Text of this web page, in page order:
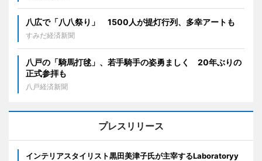
八広で「八八祭り」 1500人が提灯行列、多幸アートも
すみだ経済新聞
八戸の「騎馬打毬」、若手騎手の姿勇ましく 20年ぶりの
正式参拝も
八戸経済新聞
プレスリリース
インテリアスタイリスト黒田美津子氏が主宰するLaboratoryy